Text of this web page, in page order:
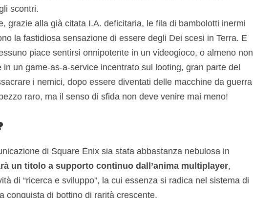
scontri.
grazie alla già citata I.A. deficitaria, le fila di bambolotti inermi
la fastidiosa sensazione di essere degli Dei scesi in Terra. E
piace sentirsi onnipotente in un videogioco, o almeno non
un game-as-a-service incentrato sul looting, gran parte del
i nemici, dopo essere diventati delle macchine da guerra
raro, ma il senso di sfida non deve venire mai meno!
di Square Enix sia stata abbastanza nebulosa in
un titolo a supporto continuo dall’anima multiplayer,
di “ricerca e sviluppo”, la cui essenza si radica nel sistema di
conquista di bottino di rarità crescente.